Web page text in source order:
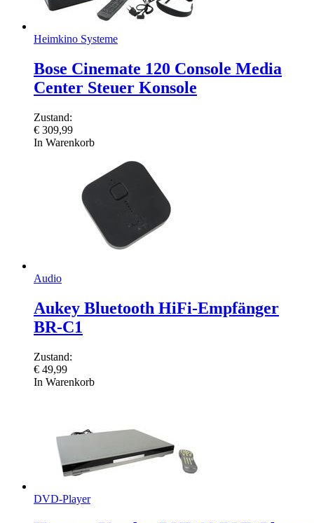
Heimkino Systeme
Bose Cinemate 120 Console Media
Center Steuer Konsole
Zustand:
€ 309,99
In Warenkorb
Audio
Aukey Bluetooth HiFi-Empfänger
BR-C1
Zustand:
€ 49,99
In Warenkorb
DVD-Player